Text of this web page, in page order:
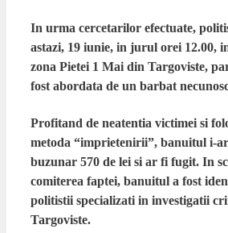
In urma cercetarilor efectuate,
astazi, 19 iunie, in jurul orei 12.00,
zona Pietei 1 Mai din Targoviste,
fost abordata de un barbat
Profitand de neatentia victimei si
metoda “imprietenirii”, banuitul i-
buzunar 570 de lei si ar fi fugit. In
comiterea faptei, banuitul a fost
politistii specializati in investigatii
Targoviste.